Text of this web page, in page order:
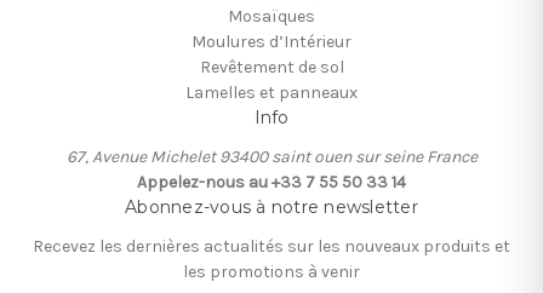
Mosaïques
Moulures d’Intérieur
Revêtement de sol
Lamelles et panneaux
Info
67, Avenue Michelet 93400 saint ouen sur seine France
Appelez-nous au +33 7 55 50 33 14
Abonnez-vous à notre newsletter
Recevez les dernières actualités sur les nouveaux produits et
les promotions à venir